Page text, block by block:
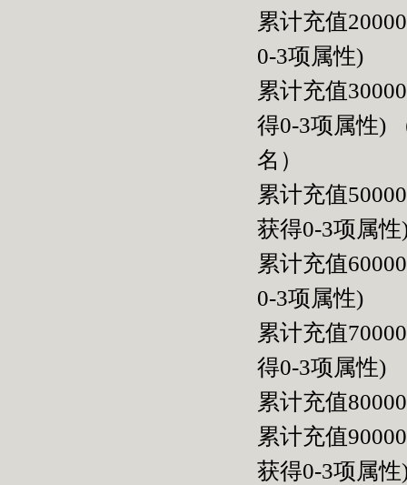
累计充值
0-3项属性)
累计充值
得0-3项属性)
名）
累计充值
获得0-3项属性
累计充值
0-3项属性)
累计充值
得0-3项属性)
累计充值
累计充值
获得0-3项属性